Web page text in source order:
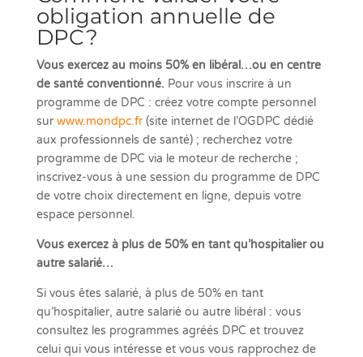
obligation annuelle de
DPC ?
Vous exercez au moins 50% en libéral…ou en centre
de santé conventionné. Pour vous inscrire à un
programme de DPC : créez votre compte personnel
sur www.mondpc.fr(site internet de l’OGDPC dédié
aux professionnels de santé) ; recherchez votre
programme de DPC via le moteur de recherche ;
inscrivez-vous à une session du programme de DPC
de votre choix directement en ligne, depuis votre
espace personnel.
Vous exercez à plus de 50% en tant qu’hospitalier ou
autre salarié…
Si vous êtes salarié, à plus de 50% en tant
qu’hospitalier, autre salarié ou autre libéral : vous
consultez les programmes agréés DPC et trouvez
celui qui vous intéresse et vous vous rapprochez de